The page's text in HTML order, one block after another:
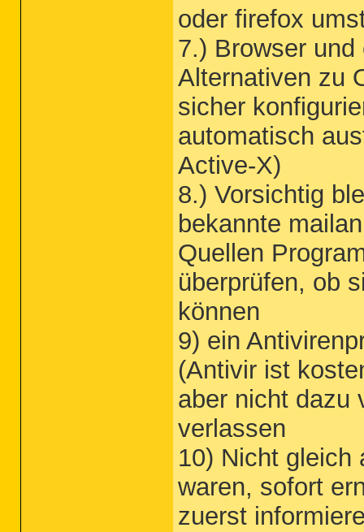
oder firefox
7.) Browser
Alternativen zu
sicher
automatisch
Active-X)
8.) Vorsichtig
bekannte
Quellen
überprüfen, ob
können
9) ein
(Antivir ist
aber nicht dazu
verlassen
10) Nicht gleich
waren, sofort
zuerst